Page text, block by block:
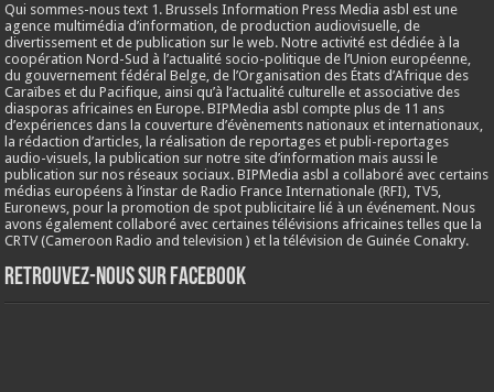
Qui sommes-nous text 1. Brussels Information Press Media asbl est une
agence multimédia d’information, de production audiovisuelle, de
divertissement et de publication sur le web. Notre activité est dédiée à la
coopération Nord-Sud à l’actualité socio-politique de l’Union européenne,
du gouvernement fédéral Belge, de l’Organisation des États d’Afrique des
Caraïbes et du Pacifique, ainsi qu’à l’actualité culturelle et associative des
diasporas africaines en Europe. BIPMedia asbl compte plus de 11 ans
d’expériences dans la couverture d’évènements nationaux et internationaux,
la rédaction d’articles, la réalisation de reportages et publi-reportages
audio-visuels, la publication sur notre site d’information mais aussi le
publication sur nos réseaux sociaux. BIPMedia asbl a collaboré avec certains
médias européens à l’instar de Radio France Internationale (RFI), TV5,
Euronews, pour la promotion de spot publicitaire lié à un événement. Nous
avons également collaboré avec certaines télévisions africaines telles que la
CRTV (Cameroon Radio and television ) et la télévision de Guinée Conakry.
Retrouvez-nous sur Facebook